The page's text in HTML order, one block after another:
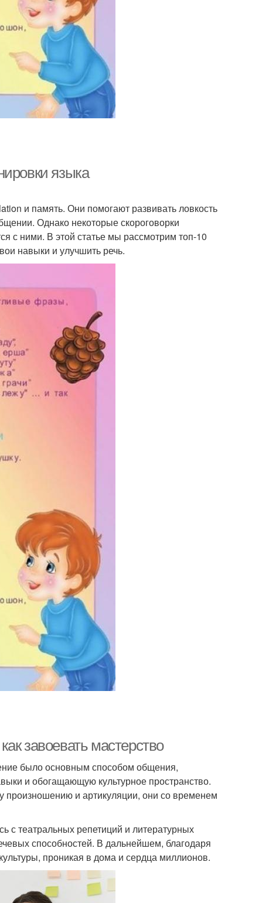
языка
и память. Они помогают развивать ловкость
Однако некоторые скороговорки
с ними. В этой статье мы рассмотрим топ-10
навыки и улучшить речь.
завоевать мастерство
было основным способом общения,
и обогащающую культурное пространство.
произношению и артикуляции, они со временем
с театральных репетиций и литературных
способностей. В дальнейшем, благодаря
проникая в дома и сердца миллионов.